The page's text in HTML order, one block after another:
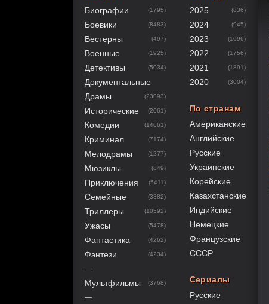
40
1 2 3 4
Биографии
(1795)
Боевики (8483)
Вестерны (497)
Военные (1925)
Детективы (5034)
Документальные
Драмы
(23093)
Исторические (2061)
Комедии (14661)
Криминал (7174)
Мелодрамы (1277)
Мюзиклы (849)
Приключения (5411)
Семейные (3882)
Триллеры (10592)
Ужасы (5478)
Фантастика (4262)
Фэнтези (4234)
—
Мультфильмы (3768)
—
2025
(836)
2024 (945)
2023 (1096)
2022 (1756)
2021 (1891)
2020 (3004)
По странам
Американские
Английские
Русские
Украинские
Корейские
Казахстанские
Индийские
Немецкие
Французские
СССР
Сериалы
Русские